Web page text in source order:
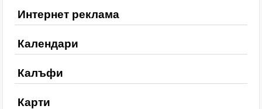
Интернет реклама
Календари
Калъфи
Карти